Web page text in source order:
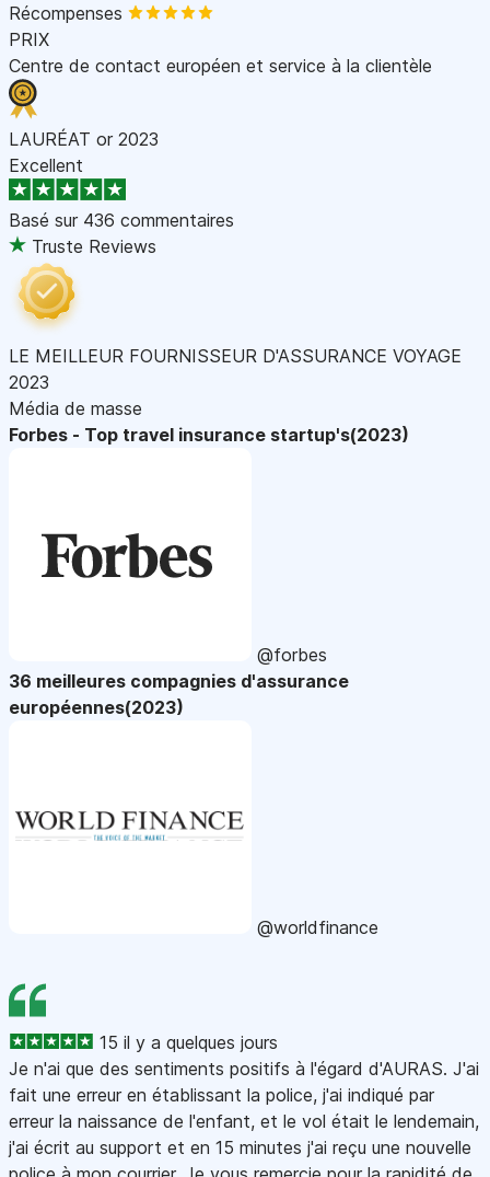
Récompenses
PRIX
Centre de contact européen et service à la clientèle
LAURÉAT or 2023
Excellent
Basé sur 436 commentaires
Truste Reviews
LE MEILLEUR FOURNISSEUR D'ASSURANCE VOYAGE
2023
Média de masse
Forbes - Top travel insurance startup's(2023)
@forbes
36 meilleures compagnies d'assurance
européennes(2023)
@worldfinance
15 il y a quelques jours
Je n'ai que des sentiments positifs à l'égard d'AURAS. J'ai
fait une erreur en établissant la police, j'ai indiqué par
erreur la naissance de l'enfant, et le vol était le lendemain,
j'ai écrit au support et en 15 minutes j'ai reçu une nouvelle